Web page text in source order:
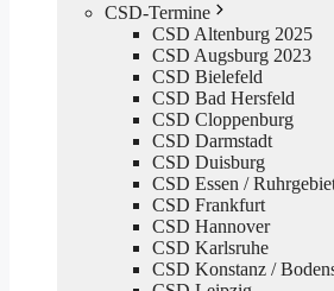
CSD-Termine
CSD Altenburg 2025
CSD Augsburg 2023
CSD Bielefeld
CSD Bad Hersfeld
CSD Cloppenburg
CSD Darmstadt
CSD Duisburg
CSD Essen /
CSD Frankfurt
CSD Hannover
CSD Karlsruhe
CSD Konstanz /